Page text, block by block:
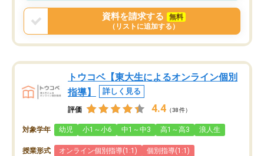
資料を請求する
無料
（リストに追加する）
トウコベ【東大生によるオンライン個別
指導】
詳しく見る
評価 4.4 （38件）
対象学年 幼児 小1～小6 中1～中3 高1～高3 浪人生
授業形式 オンライン個別指導(1:1) 個別指導(1:1)